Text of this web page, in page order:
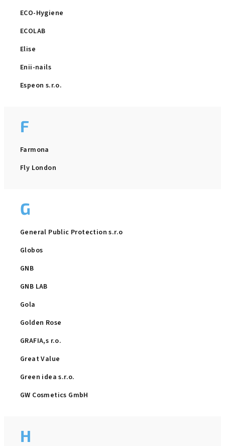
ECO-Hygiene
ECOLAB
Elise
Enii-nails
Espeon s.r.o.
F
Farmona
Fly London
G
General Public Protection s.r.o
Globos
GNB
GNB LAB
Gola
Golden Rose
GRAFIA,s r.o.
Great Value
Green idea s.r.o.
GW Cosmetics GmbH
H